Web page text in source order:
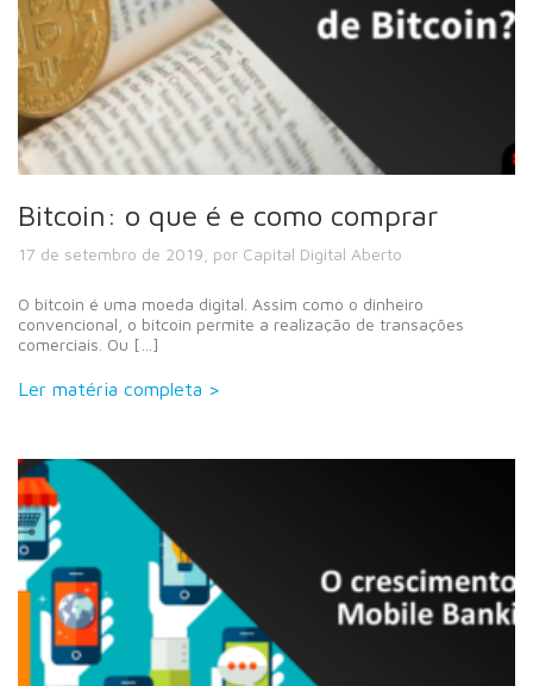
Bitcoin: o que é e como comprar
17 de setembro de 2019, por Capital Digital Aberto
O bitcoin é uma moeda digital. Assim como o dinheiro
convencional, o bitcoin permite a realização de transações
comerciais. Ou […]
Ler matéria completa >